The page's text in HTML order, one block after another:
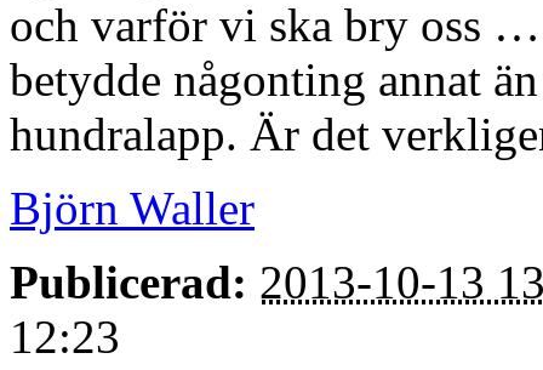
och varför vi ska bry oss
betydde någonting annat
hundralapp. Är det
Björn Waller
Publicerad: 2013-10-13
12:23